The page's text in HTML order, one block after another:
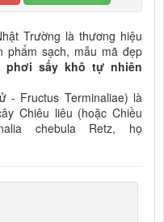
Trường là thương hiệu
phẩm sạch, mẫu mã đẹp
phơi sấy khô tự nhiên
- Fructus Terminaliae) là
Chiêu liêu (hoặc Chiều
chebula Retz, họ